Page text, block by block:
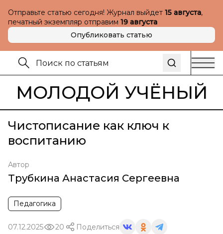
Отправьте статью сегодня! Журнал выйдет 15 августа,
печатный экземпляр отправим 19 августа
Опубликовать статью
МОЛОДОЙ УЧЁНЫЙ
Чистописание как ключ к
воспитанию
Автор
Трубкина Анастасия Сергеевна
Педагогика
07.12.2025 20 Поделиться